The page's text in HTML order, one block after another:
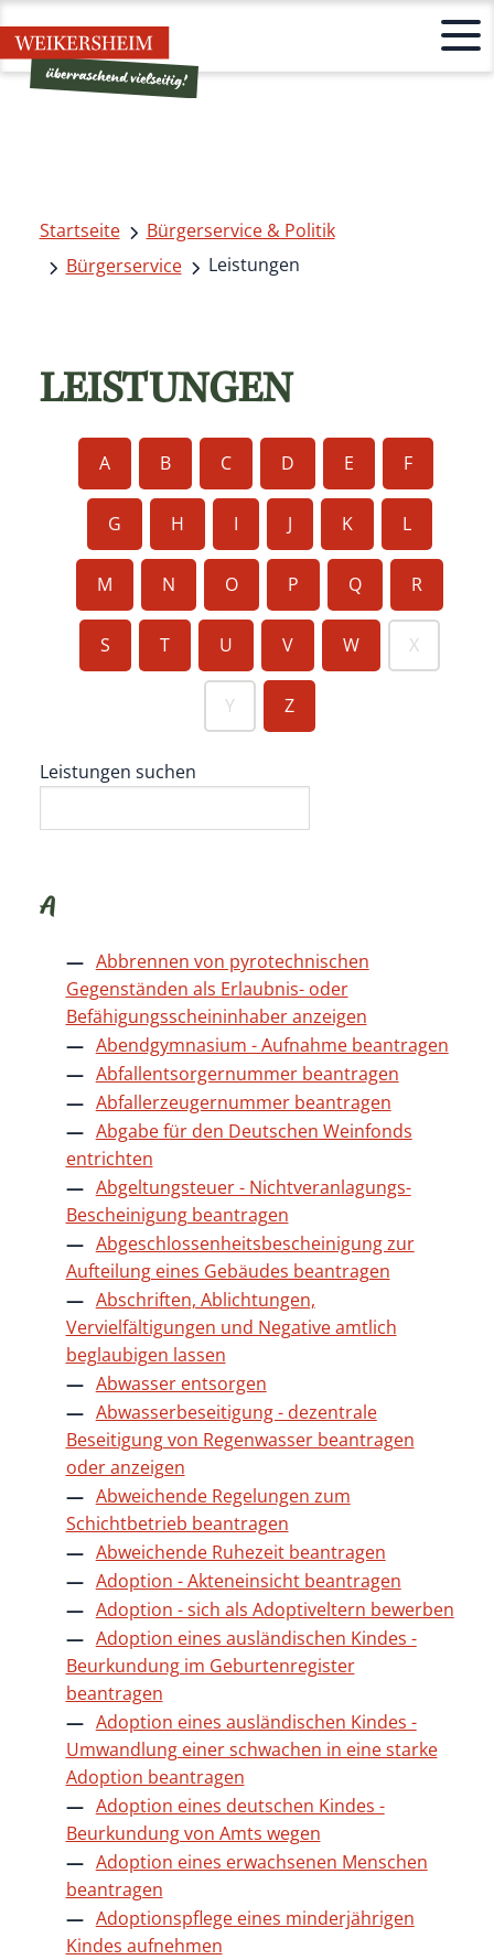
Startseite
Bürgerservice & Politik
Bürgerservice
Leistungen
LEISTUNGEN
A B C D E F
G H I J K L
M N O P Q R
S T U V W X
Y Z
Leistungen suchen
A
Abbrennen von pyrotechnischen
Gegenständen als Erlaubnis- oder
Befähigungsscheininhaber anzeigen
Abendgymnasium - Aufnahme beantragen
Abfallentsorgernummer beantragen
Abfallerzeugernummer beantragen
Abgabe für den Deutschen Weinfonds
entrichten
Abgeltungsteuer - Nichtveranlagungs-
Bescheinigung beantragen
Abgeschlossenheitsbescheinigung zur
Aufteilung eines Gebäudes beantragen
Abschriften, Ablichtungen,
Vervielfältigungen und Negative amtlich
beglaubigen lassen
Abwasser entsorgen
Abwasserbeseitigung - dezentrale
Beseitigung von Regenwasser beantragen
oder anzeigen
Abweichende Regelungen zum
Schichtbetrieb beantragen
Abweichende Ruhezeit beantragen
Adoption - Akteneinsicht beantragen
Adoption - sich als Adoptiveltern bewerben
Adoption eines ausländischen Kindes -
Beurkundung im Geburtenregister
beantragen
Adoption eines ausländischen Kindes -
Umwandlung einer schwachen in eine starke
Adoption beantragen
Adoption eines deutschen Kindes -
Beurkundung von Amts wegen
Adoption eines erwachsenen Menschen
beantragen
Adoptionspflege eines minderjährigen
Kindes aufnehmen